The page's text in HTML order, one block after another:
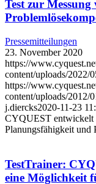
Test zur
Pressemitteilungen
23. November 2020
https://
content/uploads/2022/
https://
content/uploads/2012/
j.diercks2020-11-23
CYQUEST entwickelt
Planungsfähigkeit und
TestTrainer:
eine Möglichkeit